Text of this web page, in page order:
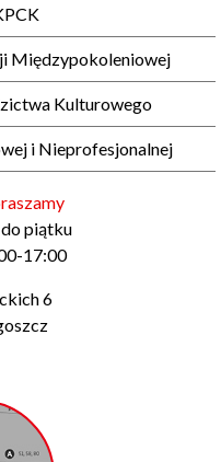
Międzypokoleniowej
Kulturowego
i Nieprofesjonalnej
piątku
17:00
6